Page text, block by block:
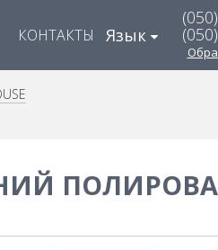
КОНТАКТЫ Язык